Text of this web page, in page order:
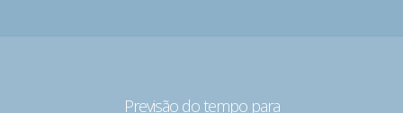
Previsão do tempo para